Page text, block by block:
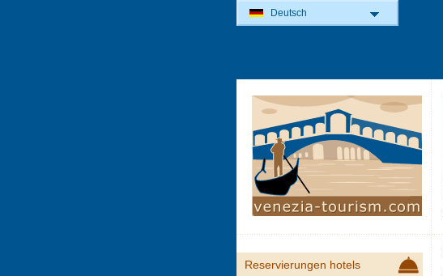
Reservierungen hotels
Deutsch